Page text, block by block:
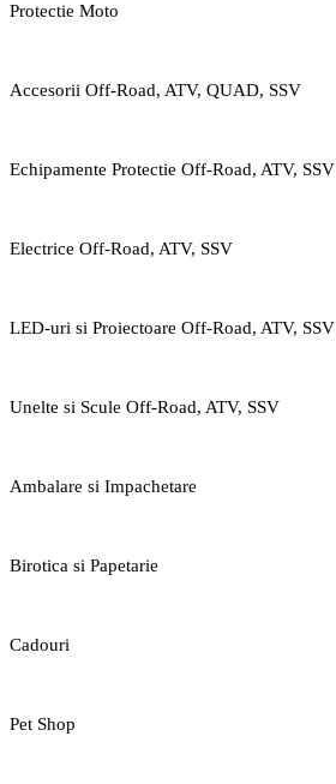
Protectie Moto
Accesorii Off-Road, ATV, QUAD, SSV
Echipamente Protectie Off-Road, ATV, SSV
Electrice Off-Road, ATV, SSV
LED-uri si Proiectoare Off-Road, ATV, SSV
Unelte si Scule Off-Road, ATV, SSV
Ambalare si Impachetare
Birotica si Papetarie
Cadouri
Pet Shop